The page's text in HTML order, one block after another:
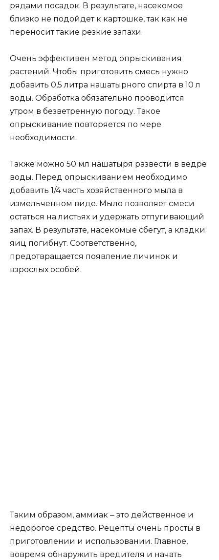
рядами посадок. В результате, насекомое
близко не подойдет к картошке, так как не
переносит такие резкие запахи.
Очень эффективен метод опрыскивания
растений. Чтобы приготовить смесь нужно
добавить 0,5 литра нашатырного спирта в 10 л
воды. Обработка обязательно проводится
утром в безветренную погоду. Такое
опрыскивание повторяется по мере
необходимости.
Также можно 50 мл нашатыря развести в ведре
воды. Перед опрыскиванием необходимо
добавить 1/4 часть хозяйственного мыла в
измельченном виде. Мыло позволяет смеси
остаться на листьях и удержать отпугивающий
запах. В результате, насекомые сбегут, а кладки
яиц погибнут. Соответственно,
предотвращается появление личинок и
взрослых особей.
Таким образом, аммиак ‒ это действенное и
недорогое средство. Рецепты очень просты в
приготовлении и использовании. Главное,
вовремя обнаружить вредителя и начать